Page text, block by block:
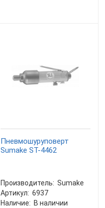
Пневмошуруповерт
Sumake ST-4462
Производитель: Sumake
Артикул: 6937
Наличие: В наличии